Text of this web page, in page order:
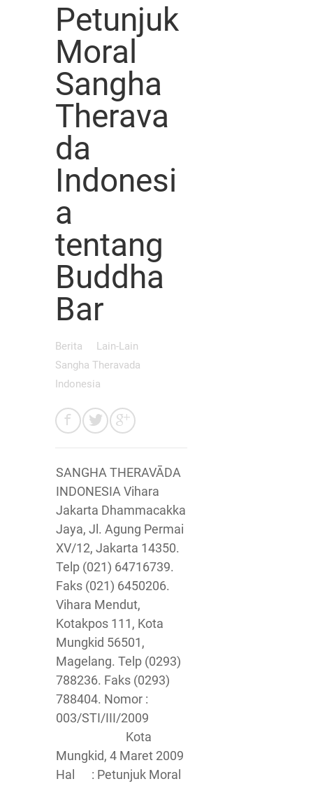
Petunjuk
Moral
Sangha
Therava
da
Indonesi
a
tentang
Buddha
Bar
Berita
Lain-Lain
Sangha Theravada
Indonesia
SANGHA THERAVĀDA
INDONESIA Vihara
Jakarta Dhammacakka
Jaya, Jl. Agung Permai
XV/12, Jakarta 14350.
Telp (021) 64716739.
Faks (021) 6450206.
Vihara Mendut,
Kotakpos 111, Kota
Mungkid 56501,
Magelang. Telp (0293)
788236. Faks (0293)
788404. Nomor :
003/STI/III/2009
Kota
Mungkid, 4 Maret 2009
Hal : Petunjuk Moral